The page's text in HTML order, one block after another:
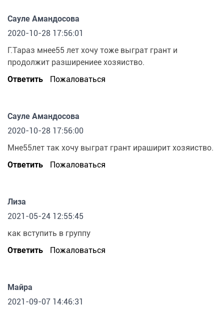
Сауле Амандосова
2020-10-28 17:56:01
Г.Тараз мнее55 лет хочу тоже выграт грант и
продолжит разширениее хозяиство.
Ответить
Пожаловаться
Сауле Амандосова
2020-10-28 17:56:00
Мне55лет так хочу выграт грант ираширит хозяиство.
Ответить
Пожаловаться
Лиза
2021-05-24 12:55:45
как вступить в группу
Ответить
Пожаловаться
Майра
2021-09-07 14:46:31